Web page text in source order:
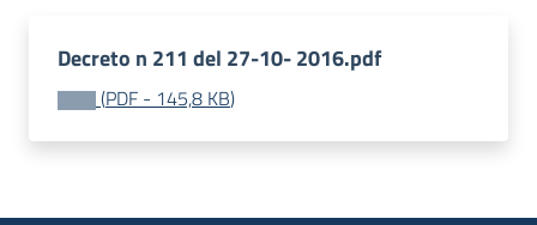
Piani
Programmi
Decreto n 211 del 27-10- 2016.pdf
(PDF - 145,8 KB)